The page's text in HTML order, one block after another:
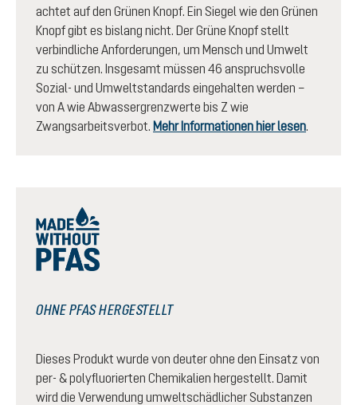
achtet auf den Grünen Knopf. Ein Siegel wie den Grünen
Knopf gibt es bislang nicht. Der Grüne Knopf stellt
verbindliche Anforderungen, um Mensch und Umwelt
zu schützen. Insgesamt müssen 46 anspruchsvolle
Sozial- und Umweltstandards eingehalten werden –
von A wie Abwassergrenzwerte bis Z wie
Zwangsarbeitsverbot. Mehr Informationen hier lesen.
OHNE PFAS HERGESTELLT
Dieses Produkt wurde von deuter ohne den Einsatz von
per- & polyfluorierten Chemikalien hergestellt. Damit
wird die Verwendung umweltschädlicher Substanzen